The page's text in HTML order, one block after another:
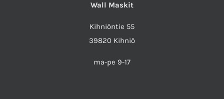
Wall Maskit
Kihniöntie 55
39820 Kihniö
ma-pe 9-17